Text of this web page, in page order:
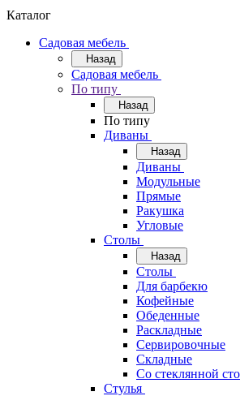
Каталог
Садовая мебель
Назад
Садовая мебель
По типу
Назад
По типу
Диваны
Назад
Диваны
Модульные
Прямые
Ракушка
Угловые
Столы
Назад
Столы
Для барбекю
Кофейные
Обеденные
Раскладные
Сервировочные
Складные
Со стеклянной
Стулья